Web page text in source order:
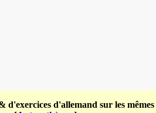
d'exercices d'allemand sur les mêmes